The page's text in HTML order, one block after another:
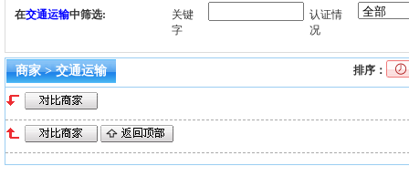
在交通运输中筛选:
关键
字
认证情
况
商家 > 交通运输 排序：